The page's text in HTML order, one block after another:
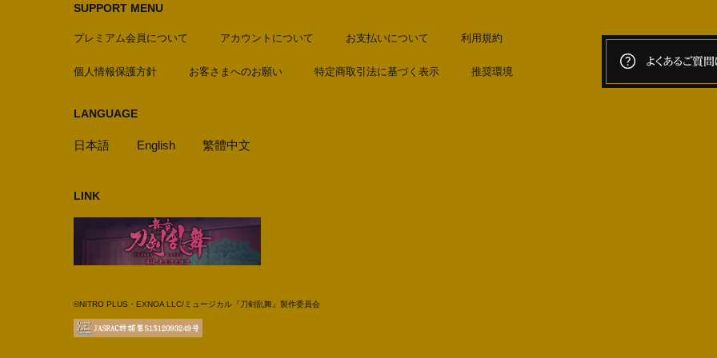
SUPPORT MENU
プレミアム会員について アカウントについて お支払いについて 利用規約
個人情報保護方針 お客さまへのお願い 特定商取引法に基づく表示 推奨環境
LANGUAGE
日本語 English 繁體中文
LINK
©NITRO PLUS・EXNOA LLC/ミュージカル『刀剣乱舞』製作委員会
よくあるご質問